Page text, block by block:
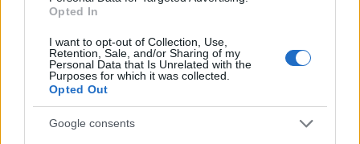
Opted In
I want to opt-out of Collection, Use,
Retention, Sale, and/or Sharing of my
Personal Data that Is Unrelated with the
Purposes for which it was collected.
Opted Out
Google consents
egyidejűleg, valamint emellet a szépségiparban is
jótékony hatásait.
A thalasso terápia gyógyító célú alkalmazásai igen
sokrétűek: stressz, kimerültség, magas
koleszterinszint, szív- és keringési problémák,